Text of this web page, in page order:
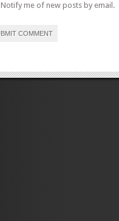
Notify me of new posts by email.